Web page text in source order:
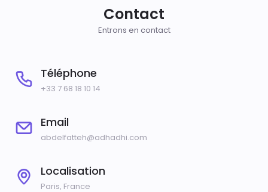
Contact
Entrons en contact
Téléphone
+33 7 68 18 10 14
Email
abdelfatteh@adhadhi.com
Localisation
Paris, France